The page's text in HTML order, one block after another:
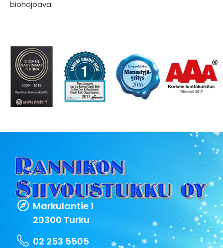
biohajoava.
Markulantie 1
20300 Turku
02 253 5505